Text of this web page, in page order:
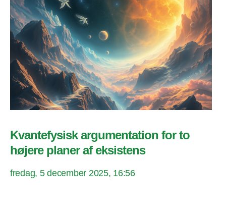
Kvantefysisk argumentation for to
højere planer af eksistens
fredag, 5 december 2025, 16:56